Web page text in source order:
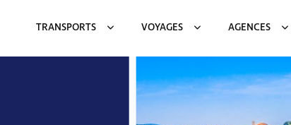
TRANSPORTS VOYAGES AGENCES